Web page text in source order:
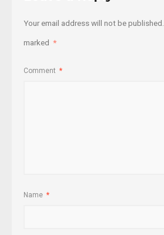
Your email address will not be published.
marked *
Comment *
Name *